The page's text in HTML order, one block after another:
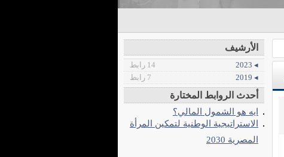
الأرشيف
◂ 2023
14 رابط
◂ 2019
7 رابط
أحدث الروابط المختارة
ايه هو الشمول المالي؟
الاستراتيجية الوطنية لتمكين المرأة
المصرية 2030